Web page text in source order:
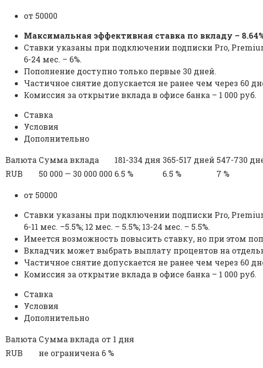
от 50000
Максимальная эффективная ставка по вкладу –
Ставки указаны при подключении подписки Pro,
6-24 мес. – 6%.
Пополнение доступно только первые 30 дней.
Частичное снятие допускается не ранее чем через 60
Комиссия за открытие вклада в офисе банка – 1 000 руб.
Ставка
Условия
Дополнительно
Валюта Сумма вклада 181-334 дня 365-517 дней 547-730
RUB
50 000 — 30 000 000 6.5 % 6.5 % 7 %
от 50000
Ставки указаны при подключении подписки Pro,
6-11 мес. –5.5%; 12 мес. – 5.5%; 13-24 мес. – 5.5%.
Имеется возможность повысить ставку, но при этом
Вкладчик может выбрать выплату процентов на
Частичное снятие допускается не ранее чем через 60
Комиссия за открытие вклада в офисе банка – 1 000 руб.
Ставка
Условия
Дополнительно
Валюта Сумма вклада от 1 дня
RUB
не ограничена 6 %